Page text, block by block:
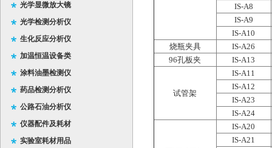
光学显微放大镜
光学检测分析仪
生化反应分析仪
加温恒温设备类
涂料油墨检测仪
药品检测分析仪
公路石油分析仪
仪器配件及耗材
实验室耗材用品
IS-A8
IS-A9
IS-A10
烧瓶夹具
IS-A26
96孔板夹
IS-A13
试管架
IS-A11
IS-A12
IS-A23
IS-A24
IS-A20
IS-A21